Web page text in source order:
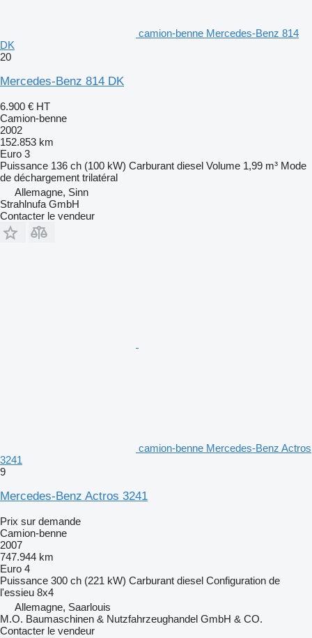
camion-benne Mercedes-Benz 814
DK
20
Mercedes-Benz 814 DK
6.900 € HT
Camion-benne
2002
152.853 km
Euro 3
Puissance 136 ch (100 kW) Carburant diesel Volume 1,99 m³ Mode
de déchargement trilatéral
Allemagne, Sinn
Strahlnufa GmbH
Contacter le vendeur
camion-benne Mercedes-Benz Actros
3241
9
Mercedes-Benz Actros 3241
Prix sur demande
Camion-benne
2007
747.944 km
Euro 4
Puissance 300 ch (221 kW) Carburant diesel Configuration de
l'essieu 8x4
Allemagne, Saarlouis
M.O. Baumaschinen & Nutzfahrzeughandel GmbH & CO.
Contacter le vendeur